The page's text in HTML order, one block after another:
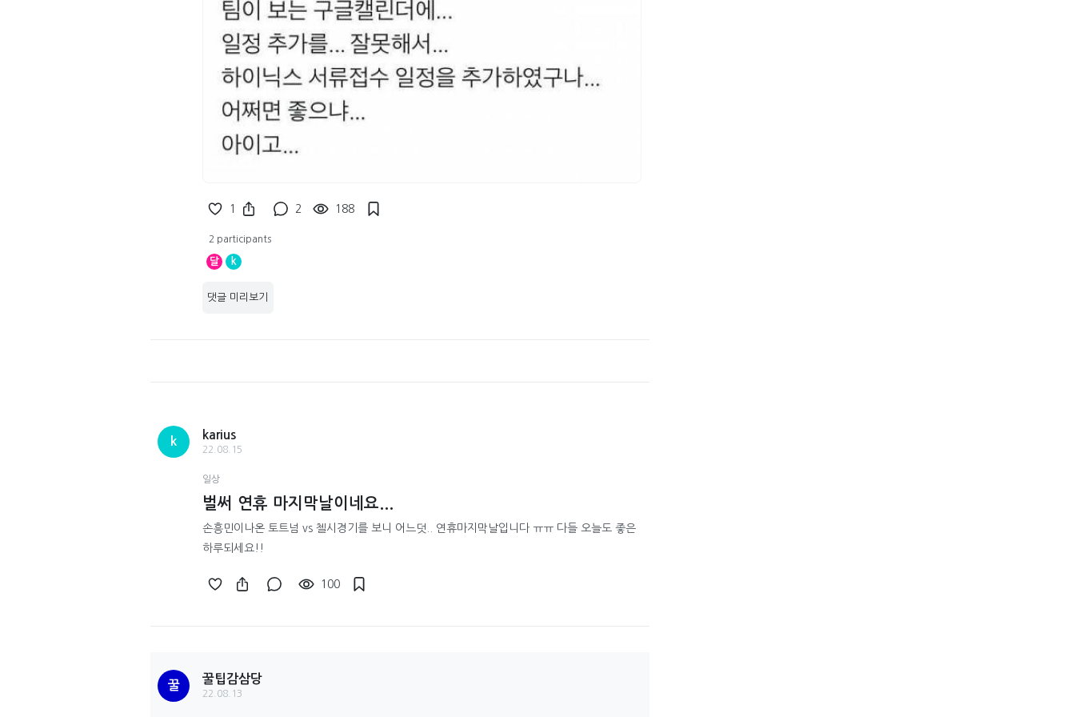
1 2 188
2 participants
달 k
댓글 미리보기
k
karius
22.08.15
일상
벌써 연휴 마지막날이네요...
손흥민이나온 토트넘 vs 첼시경기를 보니 어느덧.. 연휴마지막날입니다 ㅠㅠ 다들 오늘도 좋은
하루되세요!!
100
꿀
꿀팁감삼당
22.08.13